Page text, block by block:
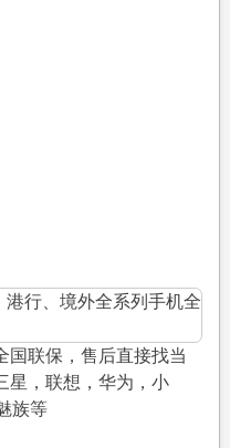
国联保，售后直接找当
星，联想，华为，小
族等